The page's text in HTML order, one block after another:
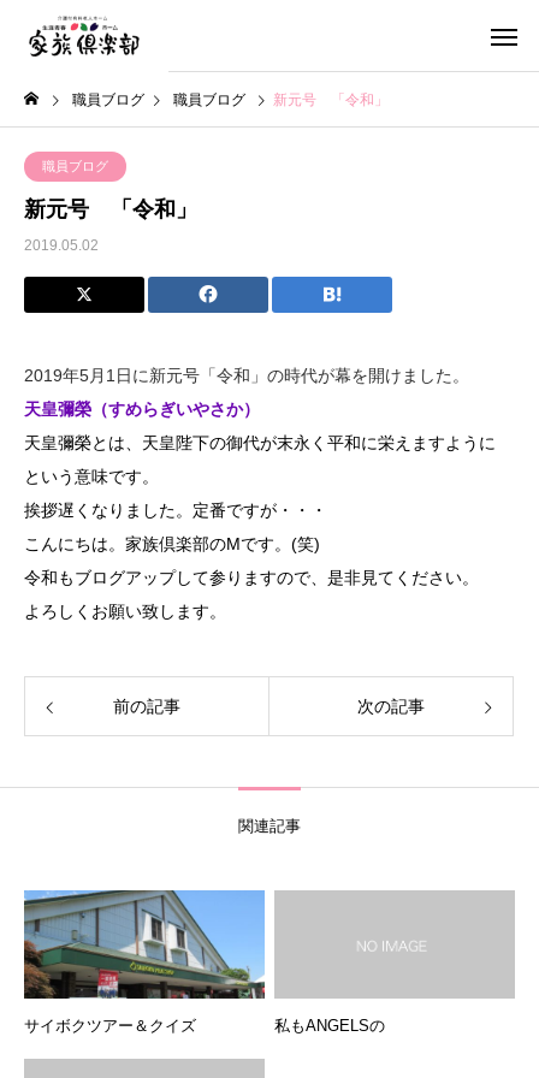
職員ブログ 職員ブログ 新元号 「令和」
職員ブログ
新元号 「令和」
2019.05.02
2019年5月1日に新元号「令和」の時代が幕を開けました。
天皇彌榮（すめらぎいやさか）
天皇彌榮とは、天皇陛下の御代が末永く平和に栄えますように
という意味です。
挨拶遅くなりました。定番ですが・・・
こんにちは。家族倶楽部のMです。(笑)
令和もブログアップして参りますので、是非見てください。
よろしくお願い致します。
前の記事 次の記事
関連記事
サイボクツアー＆クイズ 私もANGELSの